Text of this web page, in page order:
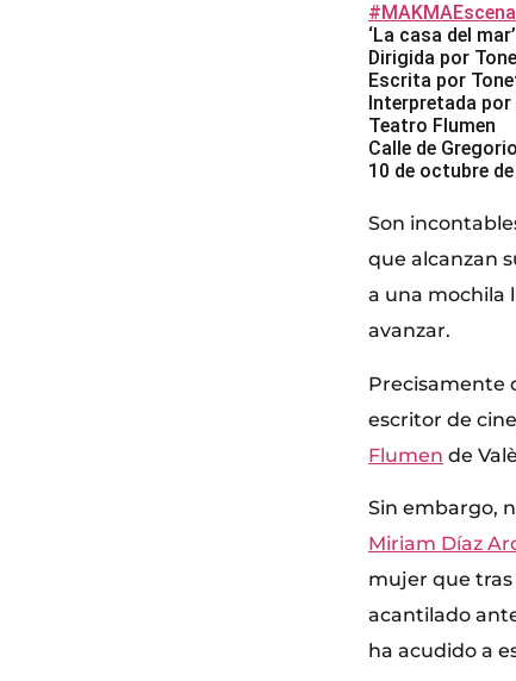
#MAKMAEscena
‘La casa del mar’
Dirigida por
Escrita por
Interpretada
Teatro Flumen
Calle de
10 de octubre
Son
que alcanzan
a una mochila
avanzar.
Precisamente
escritor de
Flumen de
Sin embargo,
Miriam Díaz
mujer que
acantilado
ha acudido a